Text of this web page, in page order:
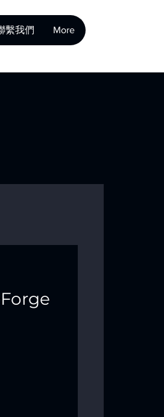
繫我們 More